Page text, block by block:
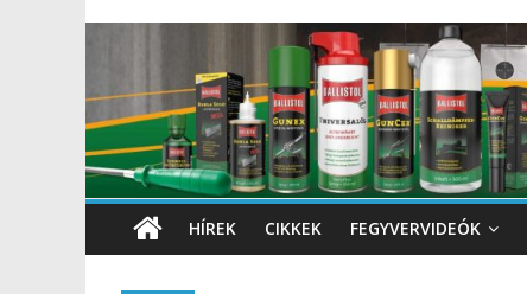
HÍREK CIKKEK FEGYVERVIDEÓK